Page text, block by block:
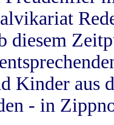
diesem
Kinder aus
- in